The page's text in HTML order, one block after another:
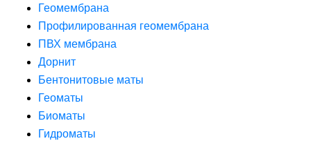
Геомембрана
Профилированная геомембрана
ПВХ мембрана
Дорнит
Бентонитовые маты
Геоматы
Биоматы
Гидроматы